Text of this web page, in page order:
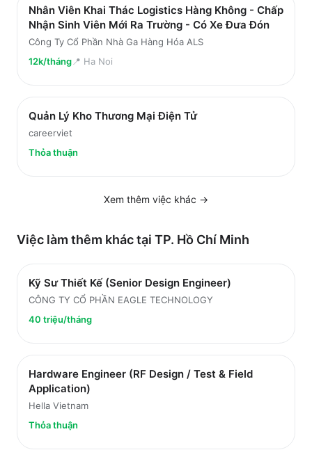
Nhân Viên Khai Thác Logistics Hàng Không - Chấp
Nhận Sinh Viên Mới Ra Trường - Có Xe Đưa Đón
Công Ty Cổ Phần Nhà Ga Hàng Hóa ALS
12k/tháng📍 Ha Noi
Quản Lý Kho Thương Mại Điện Tử
careerviet
Thỏa thuận
Xem thêm việc khác →
Việc làm thêm khác tại TP. Hồ Chí Minh
Kỹ Sư Thiết Kế (Senior Design Engineer)
CÔNG TY CỔ PHẦN EAGLE TECHNOLOGY
40 triệu/tháng
Hardware Engineer (RF Design / Test & Field
Application)
Hella Vietnam
Thỏa thuận